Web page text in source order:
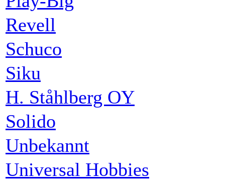
Revell
Schuco
Siku
H. Ståhlberg OY
Solido
Unbekannt
Universal Hobbies